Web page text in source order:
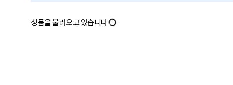
상품을 불러오고 있습니다